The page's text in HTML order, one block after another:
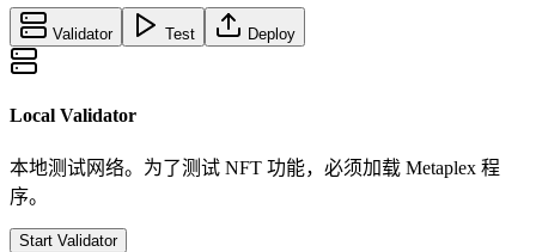
Validator Test Deploy
Local Validator
本地测试网络。为了测试 NFT 功能，必须加载 Metaplex 程
序。
Start Validator